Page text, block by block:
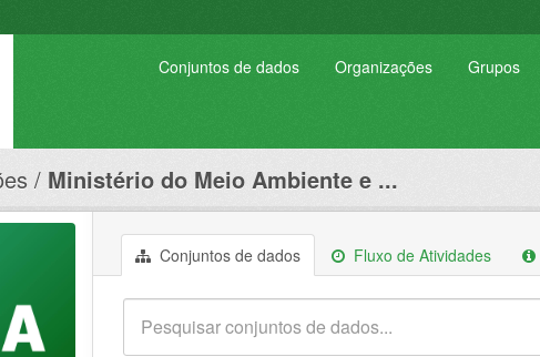
Conjuntos de dados Organizações Grupos
Ministério do Meio Ambiente e ...
Conjuntos de dados Fluxo de Atividades